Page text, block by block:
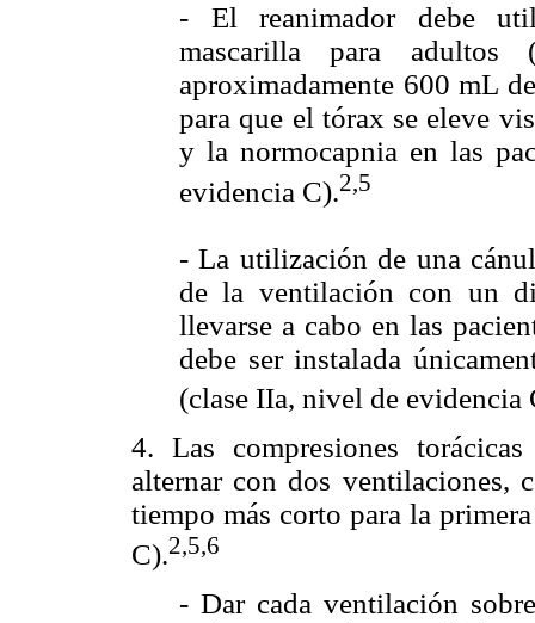
- El reanimador debe
mascarilla para
aproximadamente 600 mL
para que el tórax se eleve
y la normocapnia en las
evidencia C).2,5
- La utilización de una
de la ventilación con un
llevarse a cabo en las
debe ser instalada
(clase IIa, nivel de evidencia
4. Las compresiones
alternar con dos ventilaciones,
tiempo más corto para la
C).2,5,6
- Dar cada ventilación